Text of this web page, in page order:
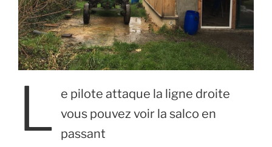
L
e pilote attaque la ligne droite
vous pouvez voir la salco en
passant